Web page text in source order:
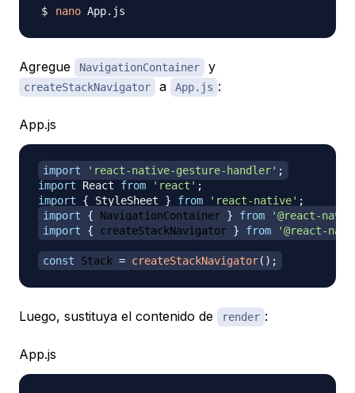
nano
Agregue NavigationContainer y
createStackNavigator a App.js :
App.js
import 'react-native-gesture-handler' ;
import
React from 'react' ;
import
{ StyleSheet } from 'react-native' ;
import
{ NavigationContainer } from
'@react-
import
{ createStackNavigator } from '@react-
const Stack = createStackNavigator( ) ;
Luego, sustituya el contenido de render :
App.js